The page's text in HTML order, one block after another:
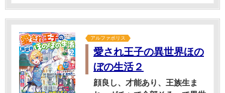
アルファポリス
愛され王子の異世界ほの
ぼの生活２
顔良し、才能あり、王族生ま